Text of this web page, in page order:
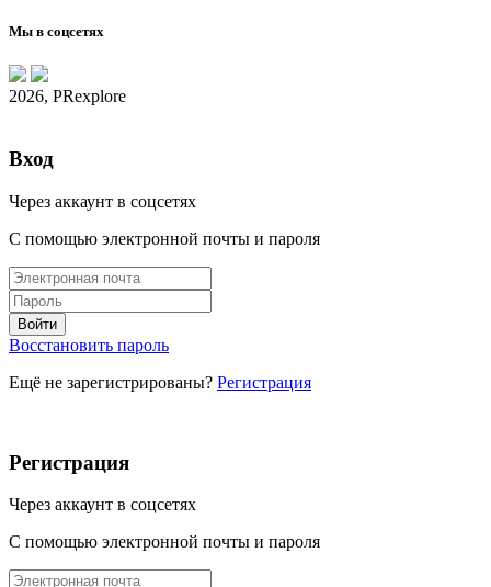
Мы в соцсетях
2026, PRexplore
Вход
Через аккаунт в соцсетях
С помощью электронной почты и пароля
Восстановить пароль
Ещё не зарегистрированы? Регистрация
Регистрация
Через аккаунт в соцсетях
С помощью электронной почты и пароля